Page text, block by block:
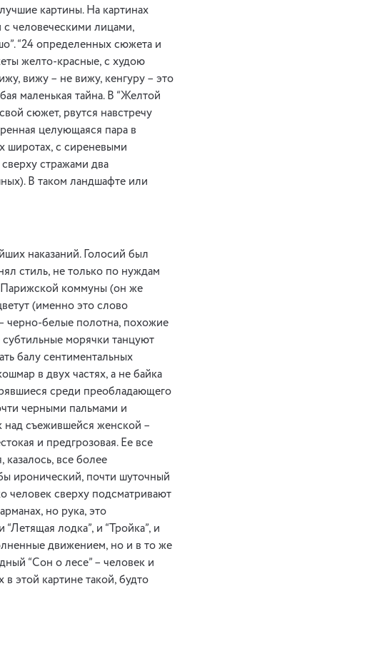
картины. На картинах
с человеческими лицами,
“24 определенных сюжета и
желто-красные, с худою
вижу – не вижу, кенгуру – это
маленькая тайна. В “Желтой
сюжет, рвутся навстречу
целующаяся пара в
широтах, с сиреневыми
стражами два
В таком ландшафте или
наказаний. Голосий был
стиль, не только по нуждам
Парижской коммуны (он же
(именно это слово
черно-белые полотна, похожие
морячки танцуют
балу сентиментальных
в двух частях, а не байка
среди преобладающего
черными пальмами и
над съежившейся женской –
и предгрозовая. Ее все
все более
иронический, почти шуточный
человек сверху подсматривают
но рука, это
лодка”, и “Тройка”, и
движением, но и в то же
“Сон о лесе” – человек и
в этой картине такой, будто